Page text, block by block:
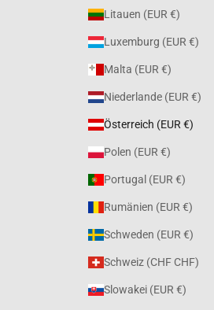
Litauen (EUR €)
Luxemburg (EUR €)
Malta (EUR €)
Niederlande (EUR €)
Österreich (EUR €)
Polen (EUR €)
Portugal (EUR €)
Rumänien (EUR €)
Schweden (EUR €)
Schweiz (CHF CHF)
Slowakei (EUR €)